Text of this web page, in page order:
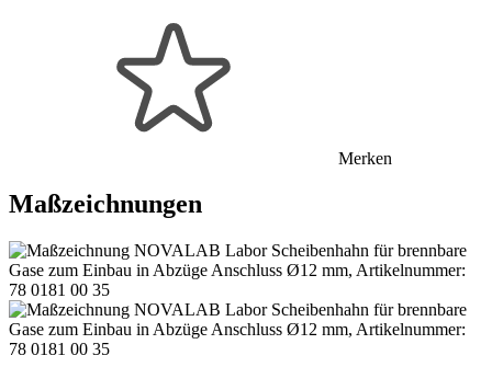
Merken
Maßzeichnungen